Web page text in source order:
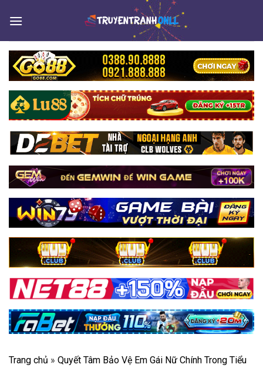
Trang chủ » Quyết Tâm Bảo Vệ Em Gái Nữ Chính Trong Tiểu